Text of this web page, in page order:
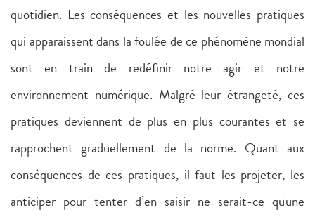
quotidien. Les conséquences et les nouvelles pratiques
qui apparaissent dans la foulée de ce phénomène mondial
sont en train de redéfinir notre agir et notre
environnement numérique. Malgré leur étrangeté, ces
pratiques deviennent de plus en plus courantes et se
rapprochent graduellement de la norme. Quant aux
conséquences de ces pratiques, il faut les projeter, les
anticiper pour tenter d’en saisir ne serait-ce qu'une